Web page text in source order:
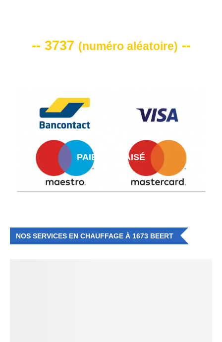
-- 3737 (numéro aléatoire) --
PAIEMENT AISÉ
NOS SERVICES EN CHAUFFAGE À 1673 BEERT